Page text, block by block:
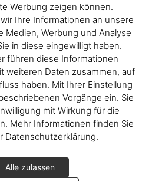
Werbung zeigen können.
Ihre Informationen an unsere
Medien, Werbung und Analyse
in diese eingewilligt haben.
führen diese Informationen
weiteren Daten zusammen, auf
haben. Mit Ihrer Einstellung
Vorgänge ein. Sie
mit Wirkung für die
Mehr Informationen finden Sie
Datenschutzerklärung.
Alle zulassen